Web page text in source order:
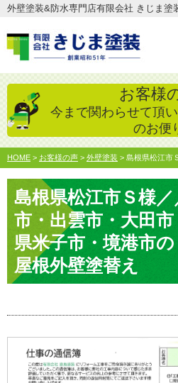
外壁塗装&防水専門店有限会社 きじま塗
お客様
今まで関わらせて頂
のお便
HOME > お客様の声 > 外壁塗装 > 島根県松江市Ｓ様
島根県松江市Ｓ様
市・出雲市・大田
県米子市・境港市の
屋根外壁塗替え